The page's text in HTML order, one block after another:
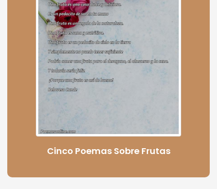
Cinco Poemas Sobre Frutas